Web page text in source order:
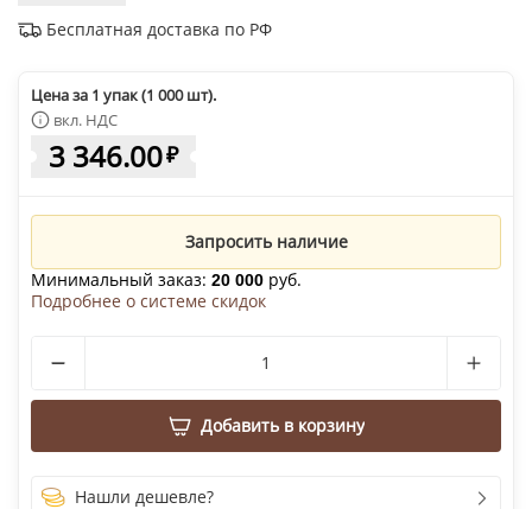
Бесплатная доставка по РФ
Цена за 1 упак (1 000 шт).
вкл. НДС
3 346.00₽
Запросить наличие
Минимальный заказ: 20 000 руб.
Подробнее о системе скидок
Добавить в корзину
Нашли дешевле?